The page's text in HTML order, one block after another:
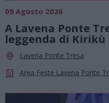
09 Agosto 2026
A Lavena Ponte
leggenda di Kirikù
Lavena Ponte Tresa
Area Feste Lavena Ponte